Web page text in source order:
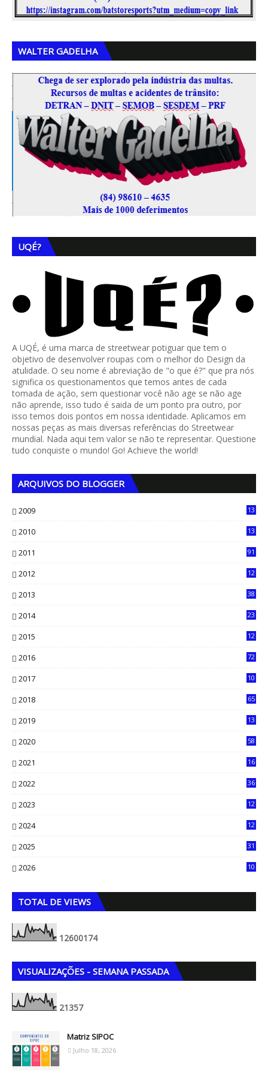
WALTER GADELHA
UQÉ?
A UQÉ, é uma marca de streetwear potiguar que tem o
objetivo de desenvolver roupas com o melhor do Design da
atulidade. O seu nome é abreviação de "o que é?" que pra nós
significa os questionamentos que temos antes de cada
tomada de ação, sem questionar você não age se não age
não aprende, isso tudo é saida de um ponto pra outro, por
isso temos dois pontos em nossa identidade. Aplicamos em
nossas peças as mais diversas referências do Streetwear
mundial. Nada aqui tem valor se não te representar. Questione
tudo conquiste o mundo! Go! Achieve the world!
ARQUIVOS DO BLOGGER
2009
13
2010
13
2011 91
2012
12
2013
38
2014
23
2015
12
2016
72
2017 10
2018 65
2019
13
2020
58
2021
16
2022
36
2023
12
2024
12
2025
31
2026
10
TOTAL DE VIEWS
12600174
VISUALIZAÇÕES - SEMANA PASSADA
21357
Matriz SIPOC
Julho 18, 2026